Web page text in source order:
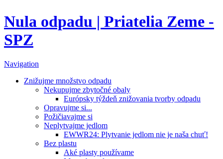
Nula odpadu | Priatelia Zeme -
SPZ
Navigation
Znižujme množstvo odpadu
Nekupujme zbytočné obaly
Európsky týždeň znižovania tvorby odpadu
Opravujme si...
Požičiavajme si
Neplytvajme jedlom
EWWR24: Plytvanie jedlom nie je naša chuť!
Bez plastu
Aké plasty používame